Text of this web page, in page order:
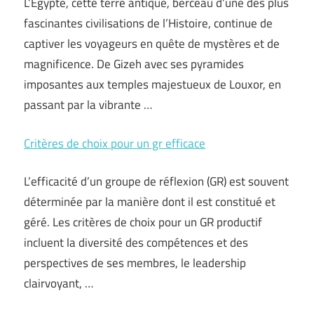
fascinantes civilisations de l’Histoire, continue de
captiver les voyageurs en quête de mystères et de
magnificence. De Gizeh avec ses pyramides
imposantes aux temples majestueux de Louxor, en
passant par la vibrante …
Critères de choix pour un gr efficace
L’efficacité d’un groupe de réflexion (GR) est souvent
déterminée par la manière dont il est constitué et
géré. Les critères de choix pour un GR productif
incluent la diversité des compétences et des
perspectives de ses membres, le leadership
clairvoyant, …